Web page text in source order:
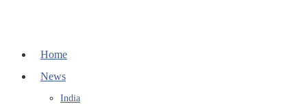
Home
News
India